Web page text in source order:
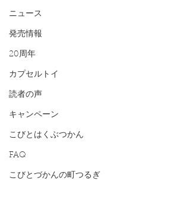
ニュース
発売情報
20周年
カプセルトイ
読者の声
キャンペーン
こびとはくぶつかん
FAQ
こびとづかんの町つるぎ